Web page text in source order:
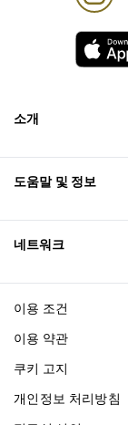
소개
Excellence Awards
블로그
도움말 및 정보
네트워크
이용 조건
이용 약관
쿠키 고지
개인정보 처리방침